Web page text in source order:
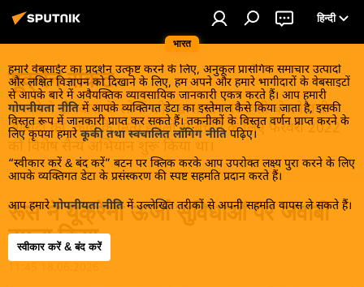
भारत
हिन्दी
हमारे वेबसाईट का प्रदर्शन उत्कृष्ट करने के लिए, अनुकूल प्रासंगिक समाचार उत्पादों
और लक्षित विज्ञापन को दिखाने के लिए, हम अपने और हमारे भागीदारों के वेबसाइटों
से आपके बारे में अवैयक्तिक व्यावसायिक जानकारी एकत्र करते हैं। आप हमारी
गोपनीयता नीति में आपके व्यक्तिगत डेटा का इस्तेमाल कैसे किया जाता है, इसकी
विस्तृत रूप में जानकारी प्राप्त कर सकते हैं। तकनीकों के विस्तृत वर्णन प्राप्त करने के
लिए कृपया हमारे कूकी तथा स्वचालित लॉगिंग नीति पढ़िए।
“स्वीकार करें & बंद करें” बटन पर क्लिक करके आप उपरोक्त लक्ष्य पुरा करने के लिए
आपके व्यक्तिगत डेटा के प्रसंस्करण की स्पष्ट सहमति प्रदान करते हैं।
आप हमारे गोपनीयता नीति में उल्लेखित तरीकों से अपनी सहमति वापस ले सकते हैं।
स्वीकार करें & बंद करें
यूक्रेन संकट
मास्को ने डोनबास के लोगों को, खास तौर पर रूसी बोलनेवाली
आबादी को, कीव के नित्य हमलों से बचाने के लिए फरवरी 2022
को विशेष सैन्य अभियान शुरू किया था।
रूस ने यूक्रेनी ऊर्जा सुविधाओं पर जवाबी
हमला किया